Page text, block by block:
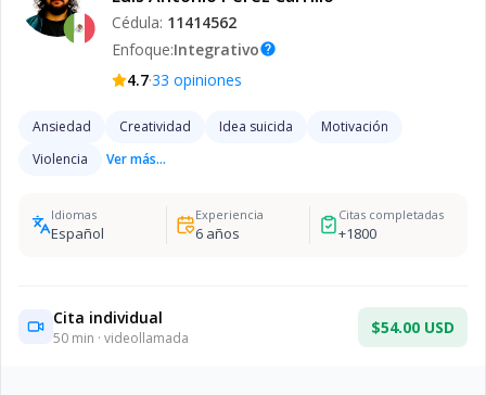
Cédula: 11414562
Enfoque:Integrativohelp
4.7·33 opiniones
Ansiedad Creatividad Idea suicida
Motivación
Violencia
Ver más...
Idiomas
Español
Experiencia
6años
Citas completadas
+1800
Cita individual
50 min · videollamada
$54.00 USD